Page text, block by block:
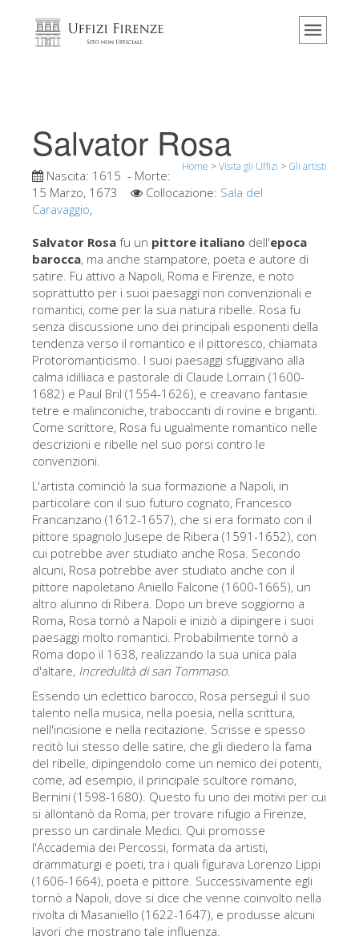
Home
Eventi e mostre
I commenti dei visitatori
Prenota ora
Tour virtuale
Le opere
Le sale
Gli artisti
Le nuove sale
Musei di Firenze
Galleria dell'Accademia
Galleria Palatina
Museo delle Cappelle Medicee
Museo di san Marco
Museo Archeologico
Opificio delle pietre dure
Museo Galileo
Il giardino di Boboli
La torre di Arnolfo
Corridoio Vasariano
Palazzo Vecchio
Santa Maria Novella
Santa Croce
Prenota ora
Prenota una visita guidata
Solo biglietti ad Ingresso rapido
Salvator Rosa
Home >Visita gli Uffizi > Gli artisti
Nascita: 1615 - Morte:
15 Marzo, 1673
Collocazione: Sala del
Caravaggio,
Salvator Rosa fu un pittore italiano dell'epoca
barocca, ma anche stampatore, poeta e autore di
satire. Fu attivo a Napoli, Roma e Firenze, e noto
soprattutto per i suoi paesaggi non convenzionali e
romantici, come per la sua natura ribelle. Rosa fu
senza discussione uno dei principali esponenti della
tendenza verso il romantico e il pittoresco, chiamata
Protoromanticismo. I suoi paesaggi sfuggivano alla
calma idilliaca e pastorale di Claude Lorrain (1600-
1682) e Paul Bril (1554-1626), e creavano fantasie
tetre e malinconiche, traboccanti di rovine e briganti.
Come scrittore, Rosa fu ugualmente romantico nelle
descrizioni e ribelle nel suo porsi contro le
convenzioni.
L'artista cominciò la sua formazione a Napoli, in
particolare con il suo futuro cognato, Francesco
Francanzano (1612-1657), che si era formato con il
pittore spagnolo Jusepe de Ribera (1591-1652), con
cui potrebbe aver studiato anche Rosa. Secondo
alcuni, Rosa potrebbe aver studiato anche con il
pittore napoletano Aniello Falcone (1600-1665), un
altro alunno di Ribera. Dopo un breve soggiorno a
Roma, Rosa tornò a Napoli e iniziò a dipingere i suoi
paesaggi molto romantici. Probabilmente tornò a
Roma dopo il 1638, realizzando la sua unica pala
d'altare, Incredulità di san Tommaso.
Essendo un eclettico barocco, Rosa perseguì il suo
talento nella musica, nella poesia, nella scrittura,
nell'incisione e nella recitazione. Scrisse e spesso
recitò lui stesso delle satire, che gli diedero la fama
del ribelle, dipingendolo come un nemico dei potenti,
come, ad esempio, il principale scultore romano,
Bernini (1598-1680). Questo fu uno dei motivi per cui
si allontanò da Roma, per trovare rifugio a Firenze,
presso un cardinale Medici. Qui promosse
l'Accademia dei Percossi, formata da artisti,
drammaturgi e poeti, tra i quali figurava Lorenzo Lippi
(1606-1664), poeta e pittore. Successivamente egli
tornò a Napoli, dove si dice che venne coinvolto nella
rivolta di Masaniello (1622-1647), e produsse alcuni
lavori che mostrano tale influenza.